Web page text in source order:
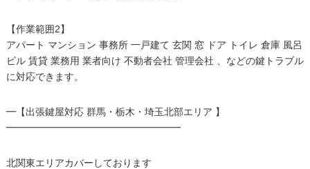
【作業範囲2】
アパート マンション 事務所 一戸建て 玄関 窓 ドア トイレ 倉庫 風呂
ビル 賃貸 業務用 業者向け 不動者会社 管理会社 、などの鍵トラブル
に対応できます。
━【出張鍵屋対応 群馬・栃木・埼玉北部エリア 】
━━━━━━━━━━━━━━━━━━
北関東エリアカバーしております